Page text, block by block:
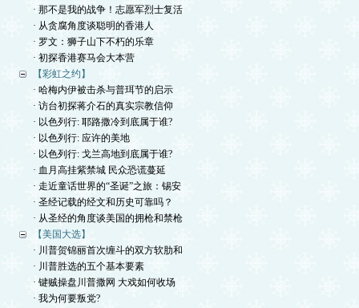
· 那不是我的战争！志愿军烈士复活
· 从贪腐角度谈聪明的香港人
· 罗文：狮子山下不朽的乐章
· 初探香港赛马会大本营
【彩虹之约】
· 哈梅内伊被击杀与普珥节的启示
· 访台初探蒋介石的真实宗教信仰
· 以色列行: 耶路撒冷到底属于谁?
· 以色列行: 应许的美地
· 以色列行: 戈兰高地到底属于谁?
· 血月高挂紫禁城 民众恐谎蔓延
· 走近童话世界的“圣诞”之旅：锡安
· 圣经记载的经文和历史可靠吗？
· 从圣经的角度谈美国的拥枪和禁枪
【美国大选】
· 川普贺锦丽首次缠斗的双方软肋和
· 川普胜选的五个基本要素
· 键贼操盘川普撒网 大戏如何收场
· 我为何要叛党?